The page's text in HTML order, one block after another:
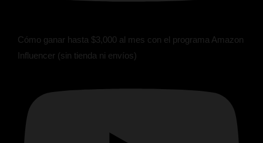
Cómo ganar hasta $3,000 al mes con el programa Amazon
Influencer (sin tienda ni envíos)